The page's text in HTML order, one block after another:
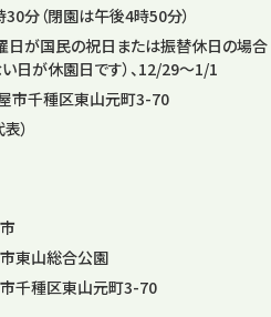
分（閉園は午後4時50分）
日が国民の祝日または振替休日の場合
日が休園日です）、12/29～1/1
市千種区東山元町3-70
）
東山総合公園
千種区東山元町3-70